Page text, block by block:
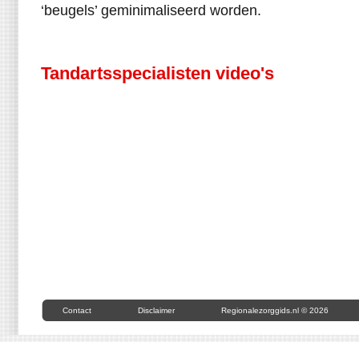
‘beugels’ geminimaliseerd worden.
Tandartsspecialisten video's
Contact Disclaimer Regionalezorggids.nl © 2026